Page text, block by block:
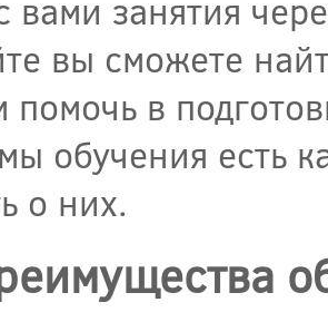
вами занятия
вы сможете
помочь в
обучения есть
о них.